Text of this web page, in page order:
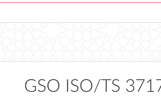
GSO ISO/TS